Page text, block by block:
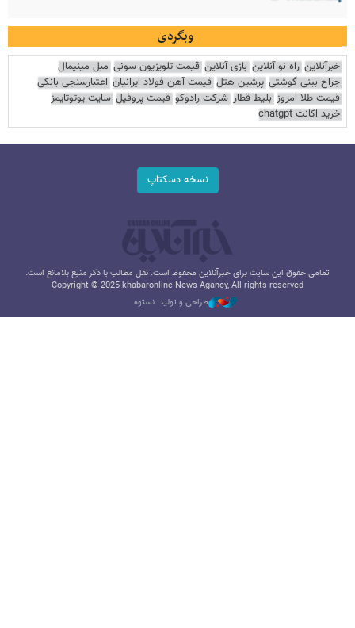
وبگردی
خبرآنلاین راه نو آنلاین بازی آنلاین قیمت تلویزیون سونی مبل مینیمال
جراح بینی گوشتی پرشین هتل قیمت آهن فولاد ایرانیان اعتبارسنجی بانکی
قیمت طلا امروز بلیط قطار شرکت رادوکو قیمت پروفیل سایت یوتوتایمز
خرید اکانت chatgpt
نسخه دسکتاپ
تمامی حقوق این سایت برای خبرآنلاین محفوظ است. نقل مطالب با ذکر منبع بلامانع است.
Copyright © 2025 khabaronline News Agancy, All rights reserved
طراحی و تولید: نستوه